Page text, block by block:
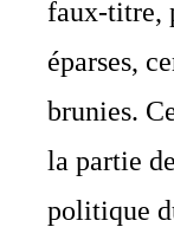
faux-titre,
éparses,
brunies.
la partie
politique